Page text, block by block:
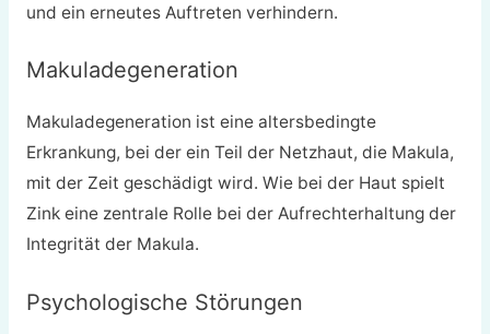
und ein erneutes Auftreten verhindern.
Makuladegeneration
Makuladegeneration ist eine altersbedingte
Erkrankung, bei der ein Teil der Netzhaut, die Makula,
mit der Zeit geschädigt wird. Wie bei der Haut spielt
Zink eine zentrale Rolle bei der Aufrechterhaltung der
Integrität der Makula.
Psychologische Störungen